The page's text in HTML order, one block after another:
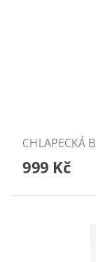
CHLAPECKÁ
999 Kč